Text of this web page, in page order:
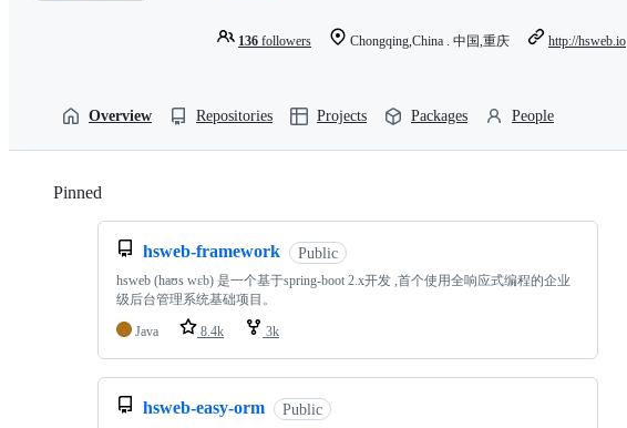
136 followers Chongqing,China . 中国,重庆 http://hsweb.io
Overview Repositories Projects Packages People
Pinned
hsweb-framework Public
hsweb (haʊs wɛb) 是一个基于spring-boot 2.x开发 ,首个使用全响应式编程的企业
级后台管理系统基础项目。
Java 8.4k 3k
hsweb-easy-orm Public